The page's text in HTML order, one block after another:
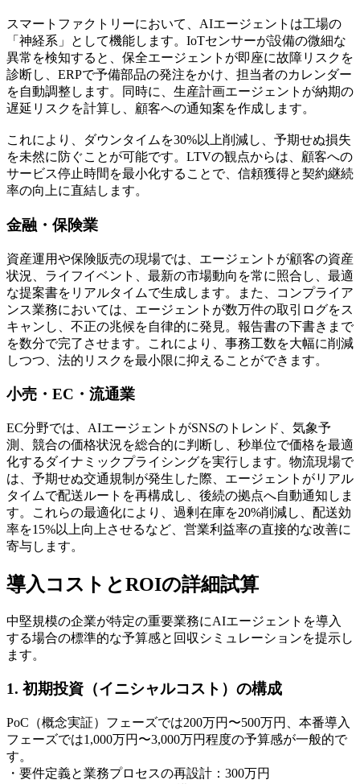
スマートファクトリーにおいて、AIエージェントは工場の
「神経系」として機能します。IoTセンサーが設備の微細な
異常を検知すると、保全エージェントが即座に故障リスクを
診断し、ERPで予備部品の発注をかけ、担当者のカレンダー
を自動調整します。同時に、生産計画エージェントが納期の
遅延リスクを計算し、顧客への通知案を作成します。
これにより、ダウンタイムを30%以上削減し、予期せぬ損失
を未然に防ぐことが可能です。LTVの観点からは、顧客への
サービス停止時間を最小化することで、信頼獲得と契約継続
率の向上に直結します。
金融・保険業
資産運用や保険販売の現場では、エージェントが顧客の資産
状況、ライフイベント、最新の市場動向を常に照合し、最適
な提案書をリアルタイムで生成します。また、コンプライア
ンス業務においては、エージェントが数万件の取引ログをス
キャンし、不正の兆候を自律的に発見。報告書の下書きまで
を数分で完了させます。これにより、事務工数を大幅に削減
しつつ、法的リスクを最小限に抑えることができます。
小売・EC・流通業
EC分野では、AIエージェントがSNSのトレンド、気象予
測、競合の価格状況を総合的に判断し、秒単位で価格を最適
化するダイナミックプライシングを実行します。物流現場で
は、予期せぬ交通規制が発生した際、エージェントがリアル
タイムで配送ルートを再構成し、後続の拠点へ自動通知しま
す。これらの最適化により、過剰在庫を20%削減し、配送効
率を15%以上向上させるなど、営業利益率の直接的な改善に
寄与します。
導入コストとROIの詳細試算
中堅規模の企業が特定の重要業務にAIエージェントを導入
する場合の標準的な予算感と回収シミュレーションを提示し
ます。
1. 初期投資（イニシャルコスト）の構成
PoC（概念実証）フェーズでは200万円〜500万円、本番導入
フェーズでは1,000万円〜3,000万円程度の予算感が一般的で
す。
・要件定義と業務プロセスの再設計：300万円